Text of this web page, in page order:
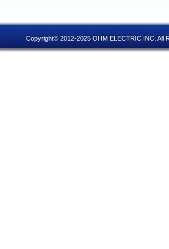
Copyright© 2012-2025 OHM ELECTRIC INC. All